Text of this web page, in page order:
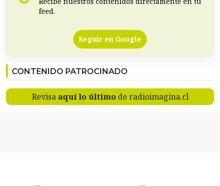
feed.
Seguir en Google
CONTENIDO PATROCINADO
Revisa aquí lo últimode radioimagina.cl